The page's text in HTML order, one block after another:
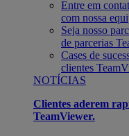
Entre em
com nossa
Seja nosso
de parcerias
Cases de
clientes
NOTÍCIAS
Clientes aderem
TeamViewer.